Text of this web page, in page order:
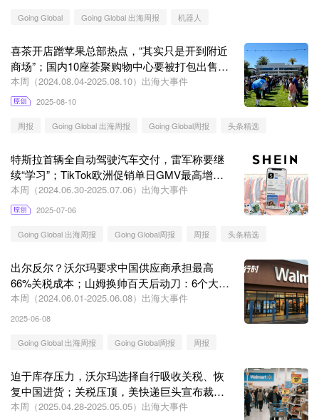
Going Global Going Global 出海周报 机器人
喜茶开店蹭苹果总部热点，“其实只是开到附近
商场”；国内10座荟聚购物中心要被打包出售丨
Going Global
本周（2024.08.04-2025.08.10）出海大事件
2025-08-10
周报 Going Global 出海周报 Going Global周报 头条精选
特斯拉首辆全自动驾驶汽车交付，雷军称要继
续“学习”；TikTok欧洲促销单日GMV最高增长
200%丨Going Global
本周（2024.06.30-2025.07.06）出海大事件
2025-07-06
Going Global 出海周报 Going Global周报 周报 头条精选
出尔反尔？沃尔玛要求中国供应商承担最高
66%关税成本；山姆换帅百天后动刀：6个大区
变7个丨Going Global
本周（2024.06.01-2025.06.08）出海大事件
2025-06-08
Going Global 出海周报 Going Global周报 周报
迫于库存压力，沃尔玛选择自行吸收关税、恢
复中国进货；关税压顶，美快递巨头宣布裁员
上万人丨Going Global
本周（2025.04.28-2025.05.05）出海大事件